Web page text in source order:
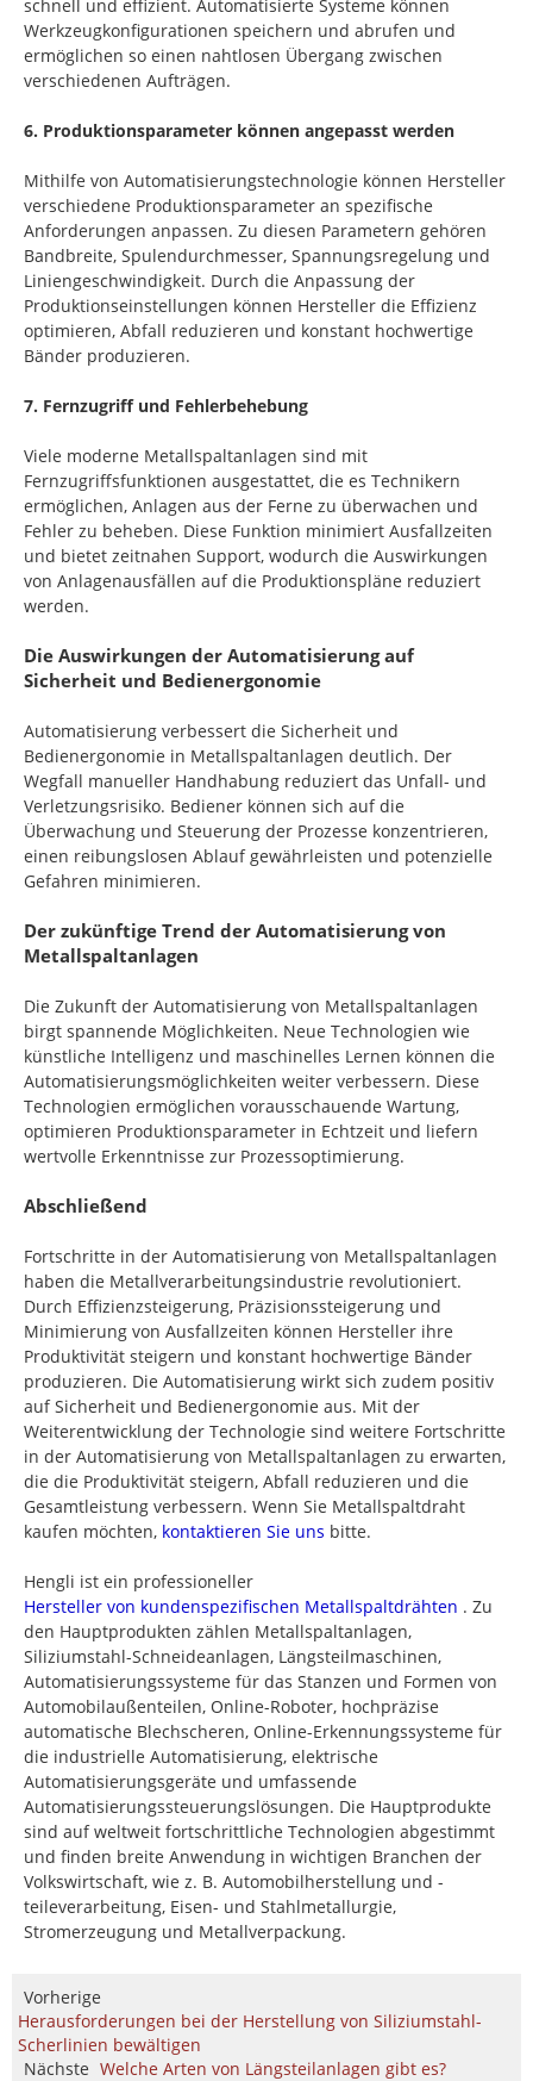
schnell und effizient. Automatisierte Systeme können
Werkzeugkonfigurationen speichern und abrufen und
ermöglichen so einen nahtlosen Übergang zwischen
verschiedenen Aufträgen.
6. Produktionsparameter können angepasst werden
Mithilfe von Automatisierungstechnologie können Hersteller
verschiedene Produktionsparameter an spezifische
Anforderungen anpassen. Zu diesen Parametern gehören
Bandbreite, Spulendurchmesser, Spannungsregelung und
Liniengeschwindigkeit. Durch die Anpassung der
Produktionseinstellungen können Hersteller die Effizienz
optimieren, Abfall reduzieren und konstant hochwertige
Bänder produzieren.
7. Fernzugriff und Fehlerbehebung
Viele moderne Metallspaltanlagen sind mit
Fernzugriffsfunktionen ausgestattet, die es Technikern
ermöglichen, Anlagen aus der Ferne zu überwachen und
Fehler zu beheben. Diese Funktion minimiert Ausfallzeiten
und bietet zeitnahen Support, wodurch die Auswirkungen
von Anlagenausfällen auf die Produktionspläne reduziert
werden.
Die Auswirkungen der Automatisierung auf
Sicherheit und Bedienergonomie
Automatisierung verbessert die Sicherheit und
Bedienergonomie in Metallspaltanlagen deutlich. Der
Wegfall manueller Handhabung reduziert das Unfall- und
Verletzungsrisiko. Bediener können sich auf die
Überwachung und Steuerung der Prozesse konzentrieren,
einen reibungslosen Ablauf gewährleisten und potenzielle
Gefahren minimieren.
Der zukünftige Trend der Automatisierung von
Metallspaltanlagen
Die Zukunft der Automatisierung von Metallspaltanlagen
birgt spannende Möglichkeiten. Neue Technologien wie
künstliche Intelligenz und maschinelles Lernen können die
Automatisierungsmöglichkeiten weiter verbessern. Diese
Technologien ermöglichen vorausschauende Wartung,
optimieren Produktionsparameter in Echtzeit und liefern
wertvolle Erkenntnisse zur Prozessoptimierung.
Abschließend
Fortschritte in der Automatisierung von Metallspaltanlagen
haben die Metallverarbeitungsindustrie revolutioniert.
Durch Effizienzsteigerung, Präzisionssteigerung und
Minimierung von Ausfallzeiten können Hersteller ihre
Produktivität steigern und konstant hochwertige Bänder
produzieren. Die Automatisierung wirkt sich zudem positiv
auf Sicherheit und Bedienergonomie aus. Mit der
Weiterentwicklung der Technologie sind weitere Fortschritte
in der Automatisierung von Metallspaltanlagen zu erwarten,
die die Produktivität steigern, Abfall reduzieren und die
Gesamtleistung verbessern. Wenn Sie Metallspaltdraht
kaufen möchten, kontaktieren Sie uns bitte.
Hengli ist ein professioneller
Hersteller von kundenspezifischen Metallspaltdrähten . Zu
den Hauptprodukten zählen Metallspaltanlagen,
Siliziumstahl-Schneideanlagen, Längsteilmaschinen,
Automatisierungssysteme für das Stanzen und Formen von
Automobilaußenteilen, Online-Roboter, hochpräzise
automatische Blechscheren, Online-Erkennungssysteme für
die industrielle Automatisierung, elektrische
Automatisierungsgeräte und umfassende
Automatisierungssteuerungslösungen. Die Hauptprodukte
sind auf weltweit fortschrittliche Technologien abgestimmt
und finden breite Anwendung in wichtigen Branchen der
Volkswirtschaft, wie z. B. Automobilherstellung und -
teileverarbeitung, Eisen- und Stahlmetallurgie,
Stromerzeugung und Metallverpackung.
Vorherige
Herausforderungen bei der Herstellung von Siliziumstahl-
Scherlinien bewältigen
Nächste Welche Arten von Längsteilanlagen gibt es?